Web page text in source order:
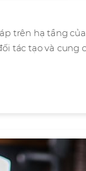
trên hạ tầng
tác tạo và cung